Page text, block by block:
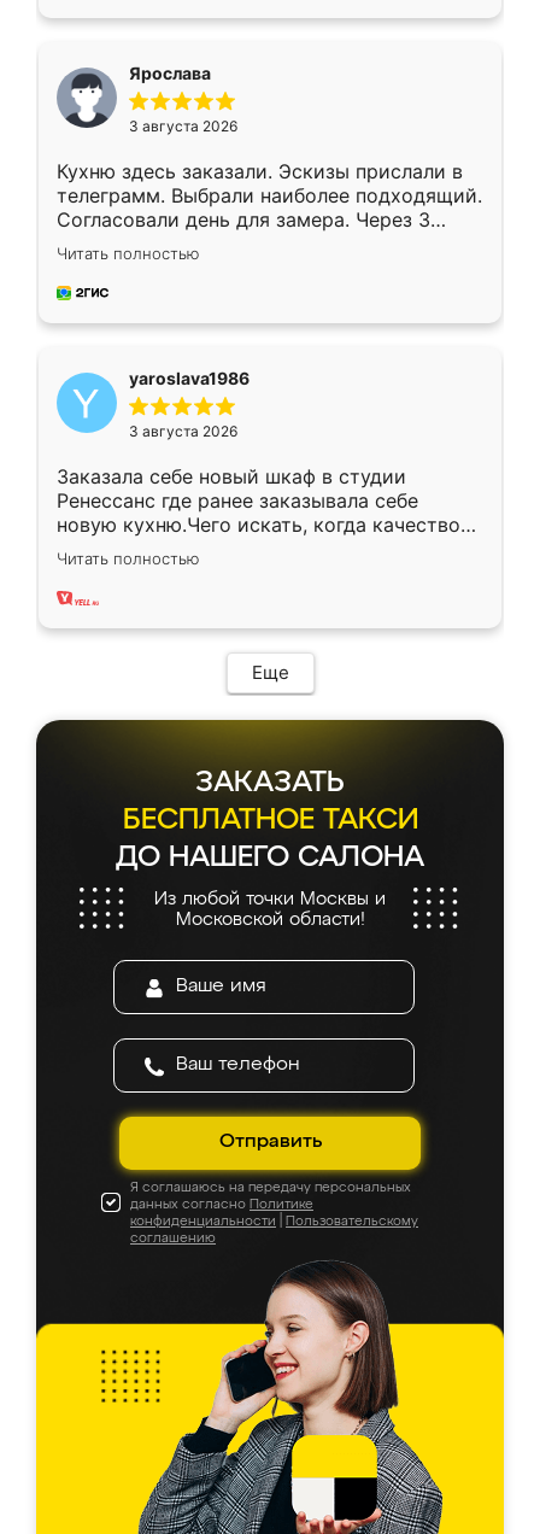
Ярослава
3 августа 2026
Кухню здесь заказали. Эскизы прислали в
телеграмм. Выбрали наиболее подходящий.
Согласовали день для замера. Через 3
недели кухня была уже готова. Остались
довольны работой. Спасибо Ренессанс
мебель за качественную работу!
Читать полностью
yaroslava1986
3 августа 2026
Заказала себе новый шкаф в студии
Ренессанс где ранее заказывала себе
новую кухню.Чего искать, когда качеством
вполне довольна. Служит кухня уже почти
два года, нареканий нет.
Читать полностью
Еще
ЗАКАЗАТЬ
БЕСПЛАТНОЕ ТАКСИ
ДО НАШЕГО САЛОНА
Из любой точки Москвы и
Московской области!
Отправить
Я соглашаюсь на передачу персональных
данных согласно Политике
конфиденциальности
Пользовательскому
соглашению